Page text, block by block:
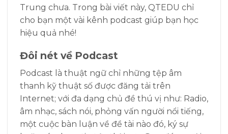
Trung chưa. Trong bài viết này, QTEDU chỉ
cho bạn một vài kênh podcast giúp bạn học
hiệu quả nhé!
Đôi nét về Podcast
Podcast là thuật ngữ chỉ những tệp âm
thanh kỹ thuật số được đăng tải trên
Internet; với đa dạng chủ đề thú vị như: Radio,
âm nhạc, sách nói, phỏng vấn người nổi tiếng,
một cuộc bàn luận về đề tài nào đó, ký sự